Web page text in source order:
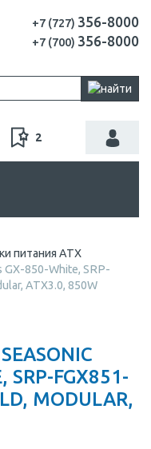
+7 (727) 356-8000
+7 (700) 356-8000
2
питания ATX
GX-850-White, SRP-
ATX3.0, 850W
SRP-FGX851-
MODULAR,